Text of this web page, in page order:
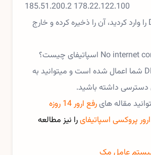
178.22.122.100 185.51.200.2
وقتی آدرس DNS را وارد کردید، آن را ذخیره کرده و خارج
حالا تغییرات DNS شما اعمال شده است و میتوانید به
دسترسی داشته باشید.
مقاله های
رفع ارور 14 روزه
پروکسی اسپاتیفایرا نیز مطالعه